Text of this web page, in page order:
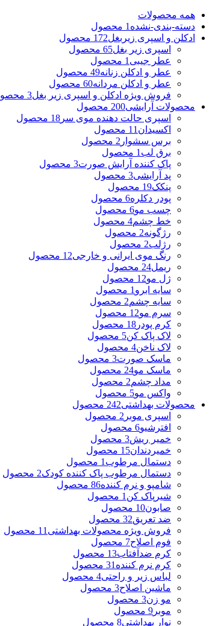
همه محصولات
دسته-بندی-نشده 1 محصول
ادکلن و اسپری زیربغل172 محصول
اسپری زیر بغل65 محصول
عطر جیبی 1 محصول
عطر و ادکلن زنانه49 محصول
عطر و ادکلن مردانه60 محصول
فروش ویژه ادکلن و اسپری زیر بغل3 محصول
محصولات آرایشی200 محصول
اسپری حالت دهنده موی سر 18 محصول
اکسیدان 11 محصول
برس سشوار 2 محصول
برق لب 1 محصول
پاک کننده آرایش صورت3 محصول
پد آرایشی3 محصول
پنکک19 محصول
پودر دکلره6 محصول
چسب مو6 محصول
خط چشم4 محصول
رژگونه2 محصول
رژلب2 محصول
رنگ موی ایرانی و خارجی12 محصول
ریمل24 محصول
ژل مو12 محصول
سایه ابرو 1 محصول
سایه چشم2 محصول
سرم مو12 محصول
کرم پودر 18 محصول
لاک پاک کن5 محصول
لاک ناخن4 محصول
ماسک صورت3 محصول
ماسک مو24 محصول
مداد چشم2 محصول
واکس مو5 محصول
محصولات بهداشتی242 محصول
اسپری موبر 2 محصول
افترشیو6 محصول
خمیر ریش3 محصول
خمیردندان15 محصول
دستمال مرطوب 1 محصول
دستمال مرطوب پاک کننده کودک2 محصول
شامپو و نرم کننده86 محصول
شیرپاک کن 1 محصول
صابون10 محصول
ضد تعریق32 محصول
فروش ویژه محصولات بهداشتی 11 محصول
فوم اصلاح7 محصول
کرم ضدآفتاب13 محصول
کرم نرم کننده 31 محصول
لباس زیر و راحتی4 محصول
ماشین اصلاح3 محصول
مو زن3 محصول
موبر 9 محصول
نوار بهداشتی8 محصول